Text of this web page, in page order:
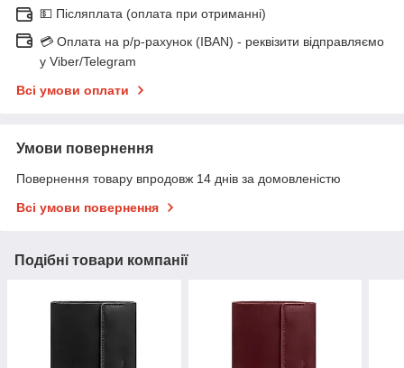
💵 Післяплата (оплата при отриманні)
💳 Оплата на р/р-рахунок (IBAN) - реквізити відправляємо
у Viber/Telegram
Всі умови оплати
Умови повернення
Повернення товару впродовж 14 днів за домовленістю
Всі умови повернення
Подібні товари компанії